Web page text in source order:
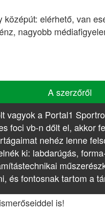
elérhető, van
nagyobb
A szerzőről
vagyok a Portal1
foci vb-n dőlt el, akkor
nehéz lenne
ki: labdarúgás,
és fontosnak tartom a
is!